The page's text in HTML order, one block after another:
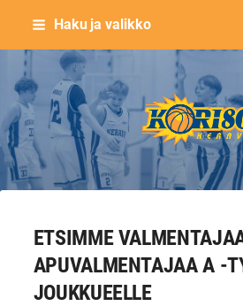
Siirry
sisältöön
Haku ja valikko
Keravan
ETSIMME
APUVALMENTAJAA A -
JOUKKUEELLE